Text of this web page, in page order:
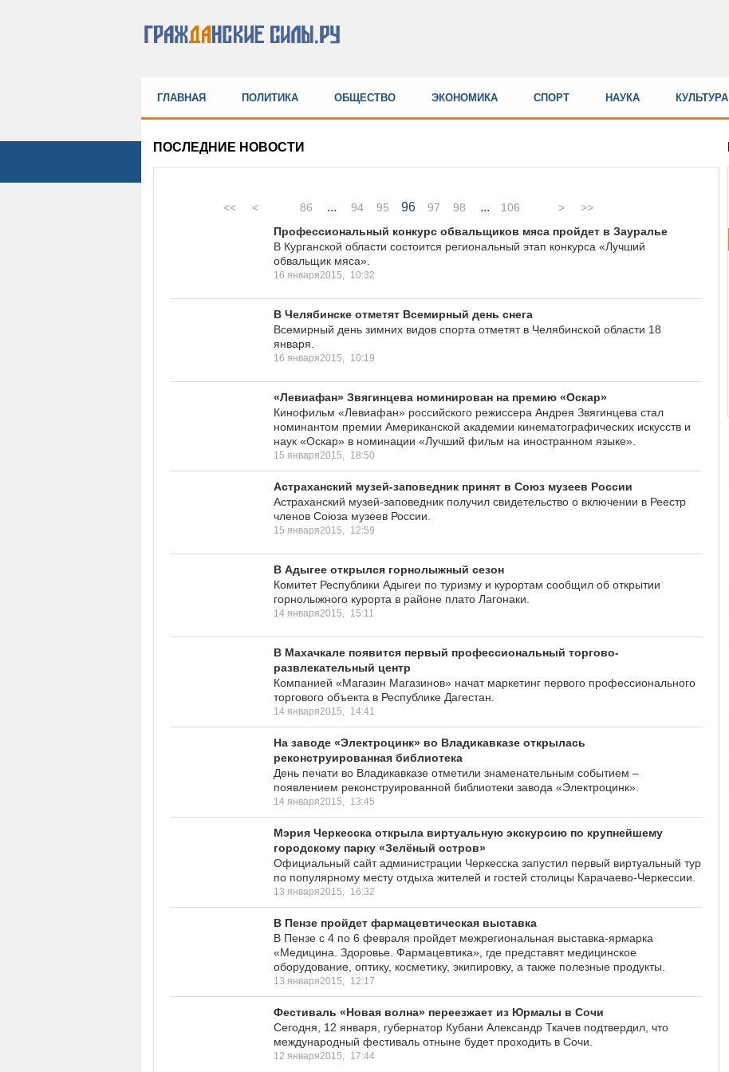
ГЛАВНАЯ ПОЛИТИКА ОБЩЕСТВО ЭКОНОМИКА СПОРТ НАУКА КУЛЬТУРА
ПОСЛЕДНИЕ НОВОСТИ
<< < 86 ... 94 95 96 97 98 ... 106 >
>>
Профессиональный конкурс обвальщиков мяса пройдет в Зауралье
В Курганской области состоится региональный этап конкурса «Лучший
обвальщик мяса».
16 января2015, 10:32
В Челябинске отметят Всемирный день снега
Всемирный день зимних видов спорта отметят в Челябинской области 18
января.
16 января2015, 10:19
«Левиафан» Звягинцева номинирован на премию «Оскар»
Кинофильм «Левиафан» российского режиссера Андрея Звягинцева стал
номинантом премии Американской академии кинематографических искусств и
наук «Оскар» в номинации «Лучший фильм на иностранном языке».
15 января2015, 18:50
Астраханский музей-заповедник принят в Союз музеев России
Астраханский музей-заповедник получил свидетельство о включении в Реестр
членов Союза музеев России.
15 января2015, 12:59
В Адыгее открылся горнолыжный сезон
Комитет Республики Адыгеи по туризму и курортам сообщил об открытии
горнолыжного курорта в районе плато Лагонаки.
14 января2015, 15:11
В Махачкале появится первый профессиональный торгово-
развлекательный центр
Компанией «Магазин Магазинов» начат маркетинг первого профессионального
торгового объекта в Республике Дагестан.
14 января2015, 14:41
На заводе «Электроцинк» во Владикавказе открылась
реконструированная библиотека
День печати во Владикавказе отметили знаменательным событием –
появлением реконструированной библиотеки завода «Электроцинк».
14 января2015, 13:45
Мэрия Черкесска открыла виртуальную экскурсию по крупнейшему
городскому парку «Зелёный остров»
Официальный сайт администрации Черкесска запустил первый виртуальный тур
по популярному месту отдыха жителей и гостей столицы Карачаево-Черкессии.
13 января2015, 16:32
В Пензе пройдет фармацевтическая выставка
В Пензе с 4 по 6 февраля пройдет межрегиональная выставка-ярмарка
«Медицина. Здоровье. Фармацевтика», где представят медицинское
оборудование, оптику, косметику, экипировку, а также полезные продукты.
13 января2015, 12:17
Фестиваль «Новая волна» переезжает из Юрмалы в Сочи
Сегодня, 12 января, губернатор Кубани Александр Ткачев подтвердил, что
международный фестиваль отныне будет проходить в Сочи.
12 января2015, 17:44